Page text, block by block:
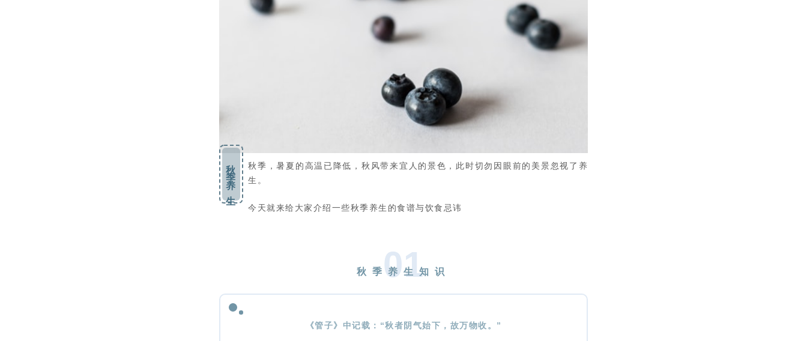
秋 季 养 生
秋季，暑夏的高温已降低，秋风带来宜人的景色，此时切勿因眼前的美景忽视了养
生。
今天就来给大家介绍一些秋季养生的食谱与饮食忌讳
01
秋季养生知识
《管子》中记载：“秋者阴气始下，故万物收。”